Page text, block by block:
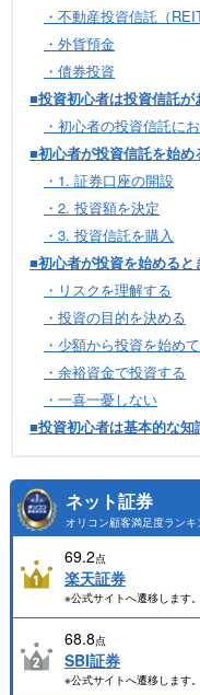
・不動産投資信託（
・外貨預金
・債券投資
■投資初心者は投資信託が
・初心者の投資信託に
■初心者が投資信託を始め
・1. 証券口座の開設
・2. 投資額を決定
・3. 投資信託を購入
■初心者が投資を始めると
・リスクを理解する
・投資の目的を決める
・少額から投資を始め
・余裕資金で投資する
・一喜一憂しない
■投資初心者は基本的な知
ネット証券
オリコン顧客満足度ランキ
69.2点
楽天証券
※公式サイトへ遷移します。
68.8点
SBI証券
※公式サイトへ遷移します。